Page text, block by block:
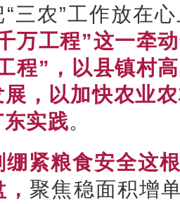
三农”工作放在
万工程”这一牵
程”，以县镇村
，以加快农业
实践。
绷紧粮食安全这
聚焦稳面积增